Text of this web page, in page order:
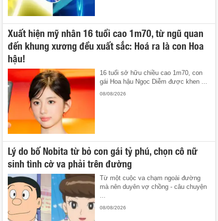
Xuất hiện mỹ nhân 16 tuổi cao 1m70, từ ngũ quan
đến khung xương đều xuất sắc: Hoá ra là con Hoa
hậu!
16 tuổi sở hữu chiều cao 1m70, con
gái Hoa hậu Ngọc Diễm được khen ...
08/08/2026
Lý do bố Nobita từ bỏ con gái tỷ phú, chọn cô nữ
sinh tình cờ va phải trên đường
Từ một cuộc va chạm ngoài đường
mà nên duyên vợ chồng - câu chuyện
...
08/08/2026